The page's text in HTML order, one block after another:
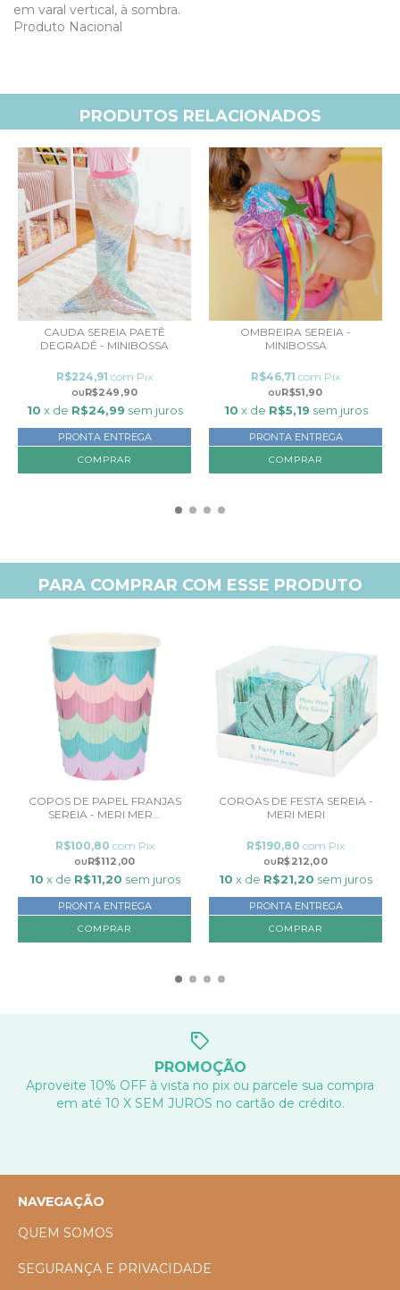
em varal vertical, à sombra.
Produto Nacional
PRODUTOS RELACIONADOS
CAUDA SEREIA PAETÊ
DEGRADÊ - MINIBOSSA
R$249,90
R$224,91 com Pix
10 x de R$24,99 sem juros
PRONTA ENTREGA
COMPRAR
OMBREIRA SEREIA -
MINIBOSSA
R$51,90
R$46,71 com Pix
10 x de R$5,19 sem juros
PRONTA ENTREGA
PARA COMPRAR COM ESSE PRODUTO
COPOS DE PAPEL FRANJAS
SEREIA - MERI MER...
R$112,00
R$100,80 com Pix
10 x de R$11,20 sem juros
PRONTA ENTREGA
COROAS DE FESTA SEREIA -
MERI MERI
R$212,00
R$190,80 com Pix
10 x de R$21,20 sem juros
PRONTA ENTREGA
PROMOÇÃO
Aproveite 10% OFF à vista no pix ou parcele sua compra
em até 10 X SEM JUROS no cartão de crédito.
NAVEGAÇÃO
QUEM SOMOS
SEGURANÇA E PRIVACIDADE